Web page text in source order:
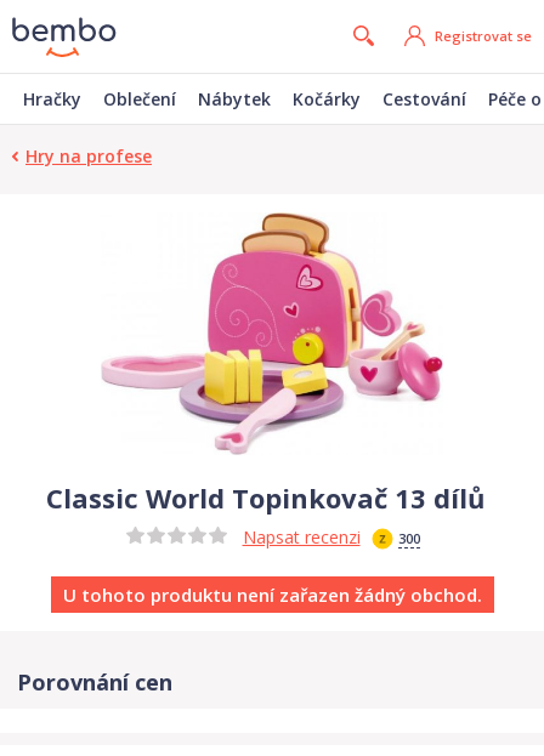
Registrovat se
Hračky Oblečení Nábytek Kočárky Cestování Péče
Hry na profese
Classic World Topinkovač 13 dílů
Napsat recenzi 300
U tohoto produktu není zařazen žádný obchod.
Porovnání cen